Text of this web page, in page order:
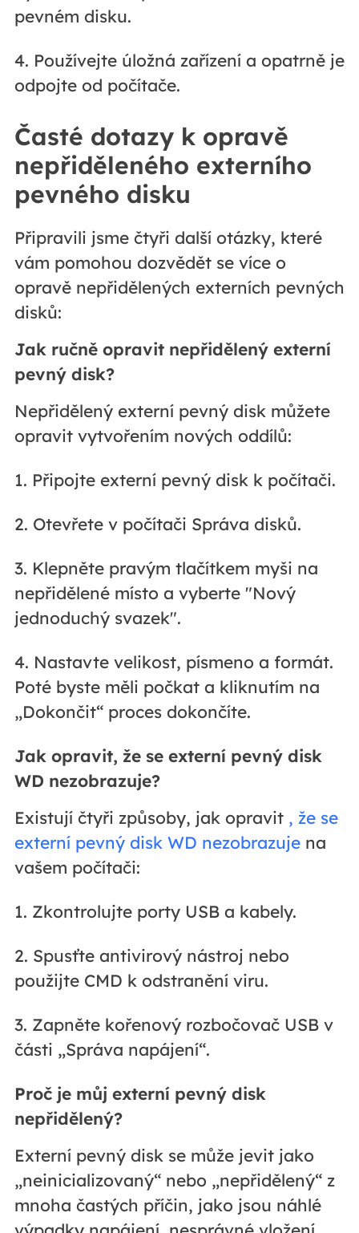
pevném disku.
4. Používejte úložná zařízení a opatrně je
odpojte od počítače.
Časté dotazy k opravě
nepřiděleného externího
pevného disku
Připravili jsme čtyři další otázky, které
vám pomohou dozvědět se více o
opravě nepřidělených externích pevných
disků:
Jak ručně opravit nepřidělený externí
pevný disk?
Nepřidělený externí pevný disk můžete
opravit vytvořením nových oddílů:
1. Připojte externí pevný disk k počítači.
2. Otevřete v počítači Správa disků.
3. Klepněte pravým tlačítkem myši na
nepřidělené místo a vyberte "Nový
jednoduchý svazek".
4. Nastavte velikost, písmeno a formát.
Poté byste měli počkat a kliknutím na
„Dokončit“ proces dokončíte.
Jak opravit, že se externí pevný disk
WD nezobrazuje?
Existují čtyři způsoby, jak opravit , že se
externí pevný disk WD nezobrazujena
vašem počítači:
1. Zkontrolujte porty USB a kabely.
2. Spusťte antivirový nástroj nebo
použijte CMD k odstranění viru.
3. Zapněte kořenový rozbočovač USB v
části „Správa napájení“.
Proč je můj externí pevný disk
nepřidělený?
Externí pevný disk se může jevit jako
„neinicializovaný“ nebo „nepřidělený“ z
mnoha častých příčin, jako jsou náhlé